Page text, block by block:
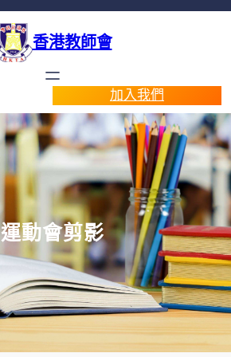
香港教師會
加入我們
運動會剪影